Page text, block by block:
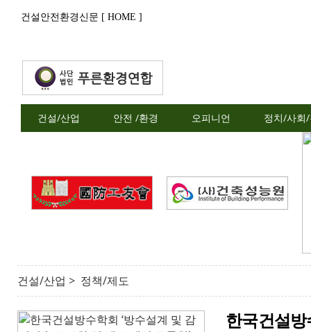
건설안전환경신문 [ HOME ]
건설/산업 안전 /환경 오피니언 정치/사회
건설/산업 > 정책/제도
한국건설방